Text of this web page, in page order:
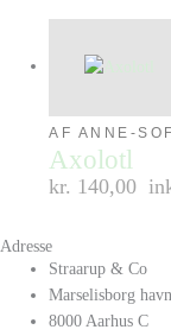
AF ANNE-
Axolotl
kr. 140,00
Adresse
Straarup & Co
Marselisborg
8000 Aarhus C